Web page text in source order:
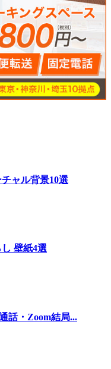
ャル背景10選
壁紙4選
話・Zoom結局...